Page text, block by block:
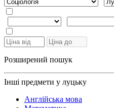
Розширений пошук
Інші предмети у луцьку
Англійська мова